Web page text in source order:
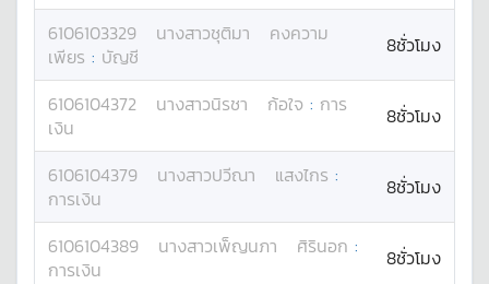
6106103329 นางสาวชุติมา
คงความ
เพียร : บัญชี 8ชั่วโมง
6106104372 นางสาวนิรชา ก้อใจ : การ
เงิน
8ชั่วโมง
6106104379 นางสาวปวีณา แสงไกร :
การเงิน
8ชั่วโมง
6106104389 นางสาวเพ็ญนภา ศิรินอก :
การเงิน
8ชั่วโมง